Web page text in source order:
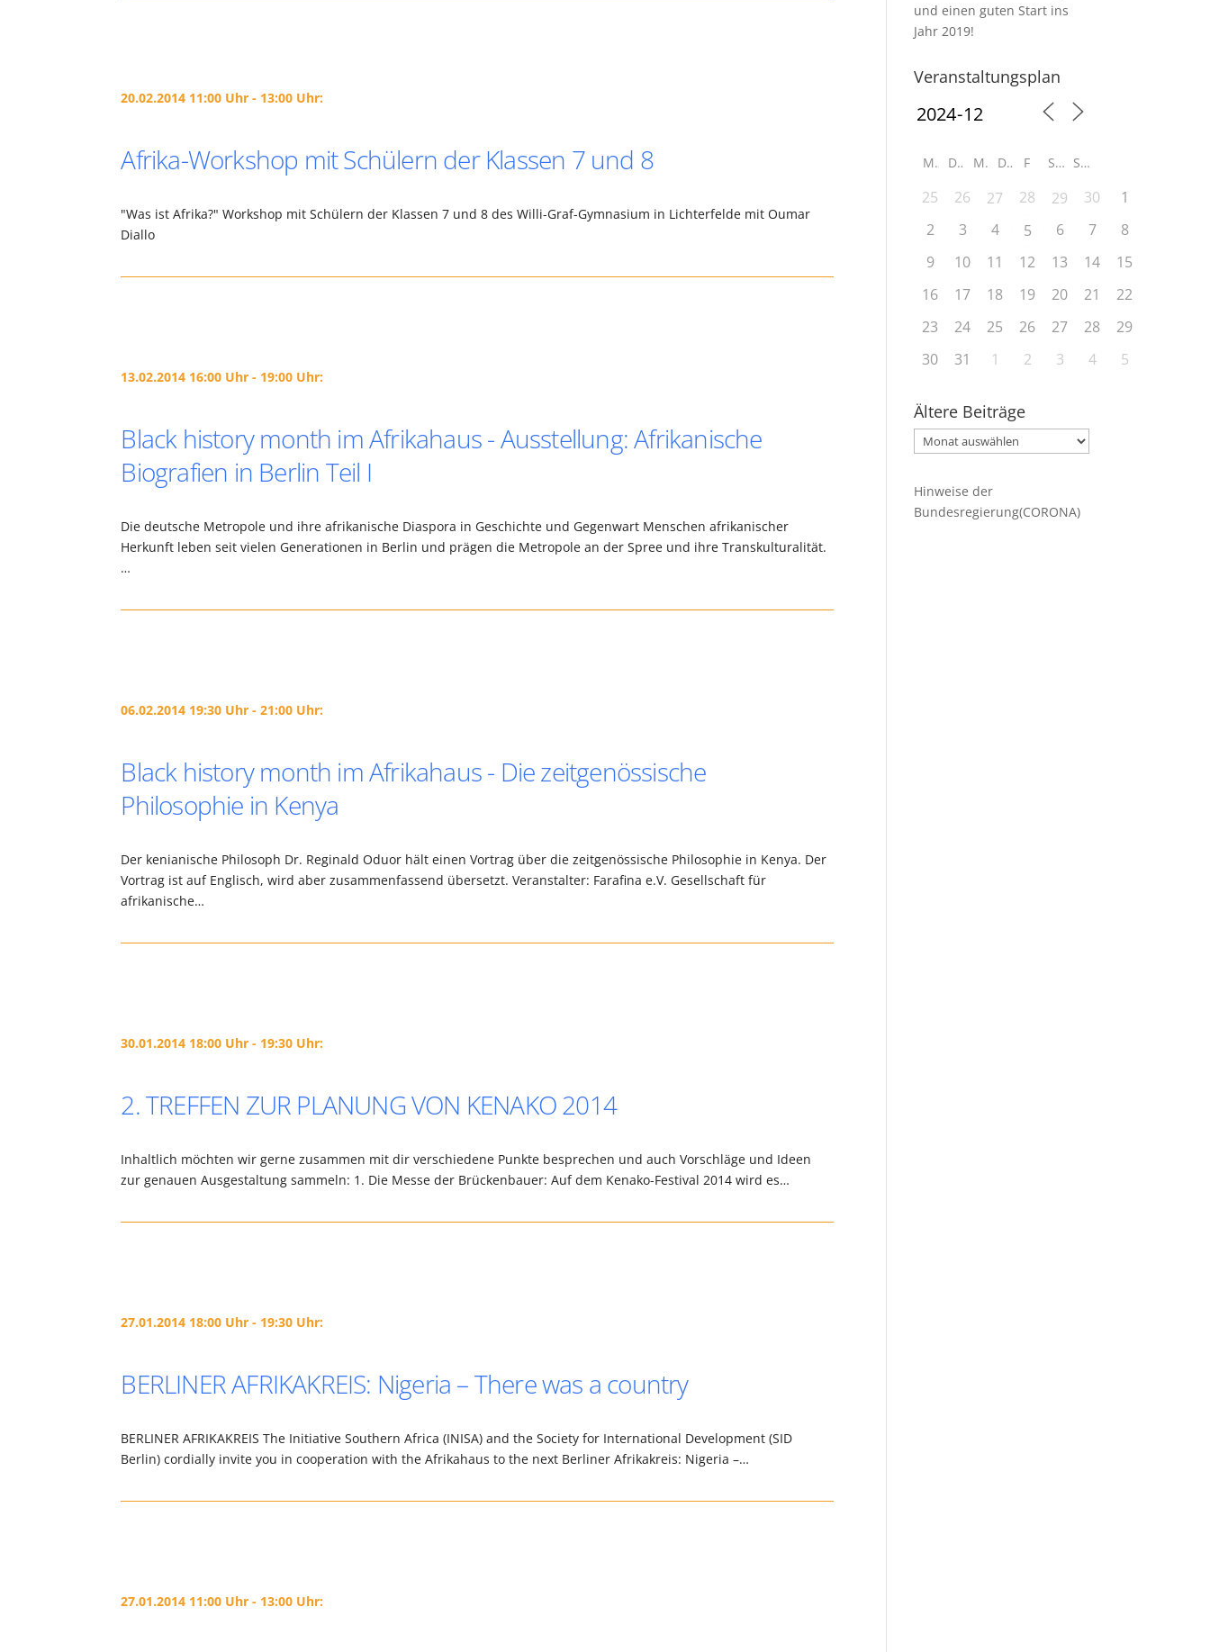
20.02.2014 11:00 Uhr - 13:00 Uhr:
Afrika-Workshop mit Schülern der Klassen 7 und 8
"Was ist Afrika?" Workshop mit Schülern der Klassen 7 und 8 des Willi-Graf-Gymnasium in Lichterfelde mit Oumar
Diallo
13.02.2014 16:00 Uhr - 19:00 Uhr:
Black history month im Afrikahaus - Ausstellung: Afrikanische
Biografien in Berlin Teil I
Die deutsche Metropole und ihre afrikanische Diaspora in Geschichte und Gegenwart Menschen afrikanischer
Herkunft leben seit vielen Generationen in Berlin und prägen die Metropole an der Spree und ihre Transkulturalität.
…
06.02.2014 19:30 Uhr - 21:00 Uhr:
Black history month im Afrikahaus - Die zeitgenössische
Philosophie in Kenya
Der kenianische Philosoph Dr. Reginald Oduor hält einen Vortrag über die zeitgenössische Philosophie in Kenya. Der
Vortrag ist auf Englisch, wird aber zusammenfassend übersetzt. Veranstalter: Farafina e.V. Gesellschaft für
afrikanische…
30.01.2014 18:00 Uhr - 19:30 Uhr:
2. TREFFEN ZUR PLANUNG VON KENAKO 2014
Inhaltlich möchten wir gerne zusammen mit dir verschiedene Punkte besprechen und auch Vorschläge und Ideen
zur genauen Ausgestaltung sammeln: 1. Die Messe der Brückenbauer: Auf dem Kenako-Festival 2014 wird es…
27.01.2014 18:00 Uhr - 19:30 Uhr:
BERLINER AFRIKAKREIS: Nigeria – There was a country
BERLINER AFRIKAKREIS The Initiative Southern Africa (INISA) and the Society for International Development (SID
Berlin) cordially invite you in cooperation with the Afrikahaus to the next Berliner Afrikakreis: Nigeria –…
27.01.2014 11:00 Uhr - 13:00 Uhr:
und einen guten Start ins
Jahr 2019!
Veranstaltungsplan
M D M D F S S
25 26 27 28 29 30
1
2
3 4 5 6 7
8
9
10 11 12 13 14
15
16
17 18 19 20 21
22
23
24 25 26 27 28
29
30
31 1 2 3 4 5
Ältere Beiträge
Ältere
Beiträge
Hinweise der
Bundesregierung(CORONA)